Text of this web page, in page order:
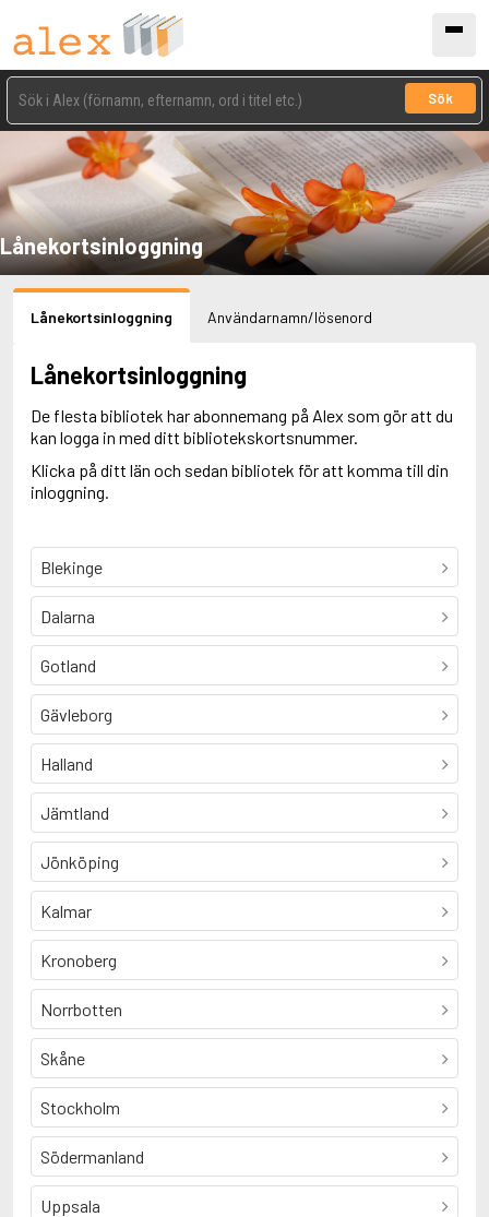
Sök
Lånekortsinloggning
Lånekortsinloggning Användarnamn/lösenord
Lånekortsinloggning
De flesta bibliotek har abonnemang på Alex som gör att du
kan logga in med ditt bibliotekskortsnummer.
Klicka på ditt län och sedan bibliotek för att komma till din
inloggning.
Blekinge
Dalarna
Gotland
Gävleborg
Halland
Jämtland
Jönköping
Kalmar
Kronoberg
Norrbotten
Skåne
Stockholm
Södermanland
Uppsala